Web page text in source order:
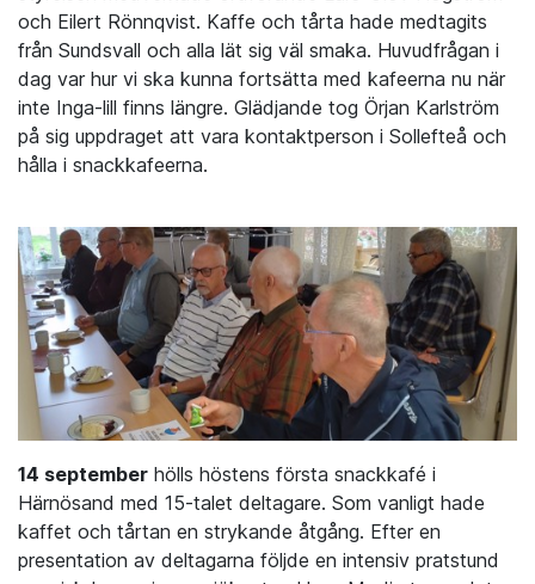
och Eilert Rönnqvist. Kaffe och tårta hade medtagits
från Sundsvall och alla lät sig väl smaka. Huvudfrågan i
dag var hur vi ska kunna fortsätta med kafeerna nu när
inte Inga-lill finns längre. Glädjande tog Örjan Karlström
på sig uppdraget att vara kontaktperson i Sollefteå och
hålla i snackkafeerna.
14 september hölls höstens första snackkafé i
Härnösand med 15-talet deltagare. Som vanligt hade
kaffet och tårtan en strykande åtgång. Efter en
presentation av deltagarna följde en intensiv pratstund